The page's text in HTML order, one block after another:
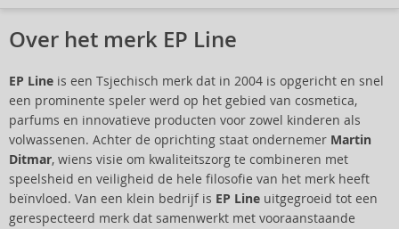
Over het merk EP Line
EP Line is een Tsjechisch merk dat in 2004 is opgericht en snel
een prominente speler werd op het gebied van cosmetica,
parfums en innovatieve producten voor zowel kinderen als
volwassenen. Achter de oprichting staat ondernemer Martin
Ditmar, wiens visie om kwaliteitszorg te combineren met
speelsheid en veiligheid de hele filosofie van het merk heeft
beïnvloed. Van een klein bedrijf is EP Line uitgegroeid tot een
gerespecteerd merk dat samenwerkt met vooraanstaande